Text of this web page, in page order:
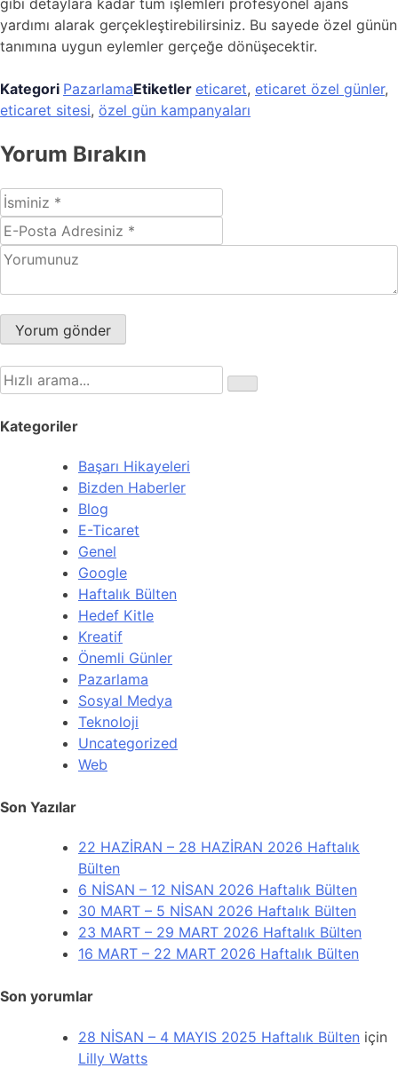
gibi detaylara kadar tüm işlemleri profesyonel ajans
yardımı alarak gerçekleştirebilirsiniz. Bu sayede özel günün
tanımına uygun eylemler gerçeğe dönüşecektir.
Kategori PazarlamaEtiketler eticaret, eticaret özel günler,
eticaret sitesi, özel gün kampanyaları
Yorum Bırakın
Kategoriler
Başarı Hikayeleri
Bizden Haberler
Blog
E-Ticaret
Genel
Google
Haftalık Bülten
Hedef Kitle
Kreatif
Önemli Günler
Pazarlama
Sosyal Medya
Teknoloji
Uncategorized
Web
Son Yazılar
22 HAZİRAN – 28 HAZİRAN 2026 Haftalık
Bülten
6 NİSAN – 12 NİSAN 2026 Haftalık Bülten
30 MART – 5 NİSAN 2026 Haftalık Bülten
23 MART – 29 MART 2026 Haftalık Bülten
16 MART – 22 MART 2026 Haftalık Bülten
Son yorumlar
28 NİSAN – 4 MAYIS 2025 Haftalık Bülten için
Lilly Watts